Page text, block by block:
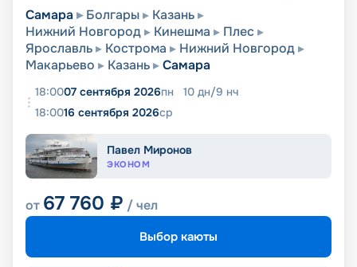
Самара Болгары
Казань
Нижний Новгород
Кинешма
Плес
Ярославль
Кострома
Нижний Новгород
Макарьево
Казань Самара
18:0007 сентября 2026пн 10 дн/9 нч
18:0016 сентября 2026ср
Павел Миронов
ЭКОНОМ
от 67 760 ₽ / чел
Выбор каюты